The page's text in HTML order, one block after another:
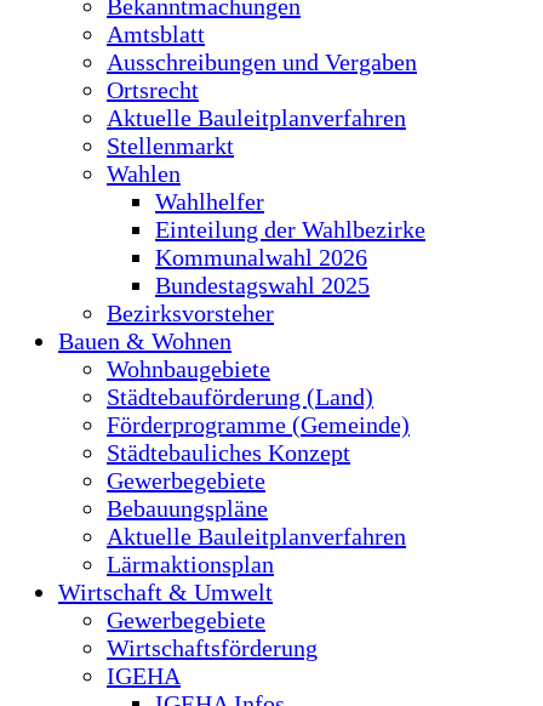
Bekanntmachungen
Amtsblatt
Ausschreibungen und Vergaben
Ortsrecht
Aktuelle Bauleitplanverfahren
Stellenmarkt
Wahlen
Wahlhelfer
Einteilung der Wahlbezirke
Kommunalwahl 2026
Bundestagswahl 2025
Bezirksvorsteher
Bauen & Wohnen
Wohnbaugebiete
Städtebauförderung (Land)
Förderprogramme (Gemeinde)
Städtebauliches Konzept
Gewerbegebiete
Bebauungspläne
Aktuelle Bauleitplanverfahren
Lärmaktionsplan
Wirtschaft & Umwelt
Gewerbegebiete
Wirtschaftsförderung
IGEHA